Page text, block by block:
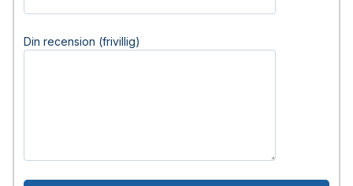
Din recension (frivillig)